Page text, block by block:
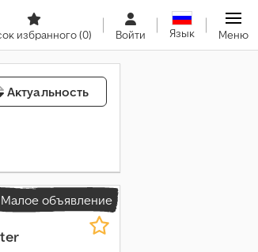
избранного(0) Войти Язык Меню
Актуальность
Малое объявление